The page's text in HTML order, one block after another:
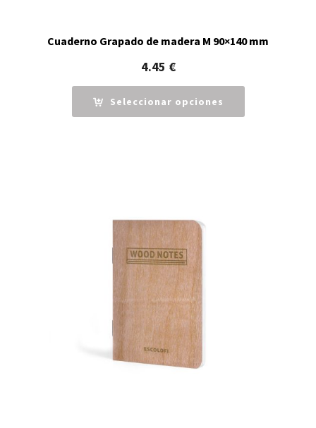
Cuaderno Grapado de madera M 90×140 mm
4.45 €
Seleccionar opciones